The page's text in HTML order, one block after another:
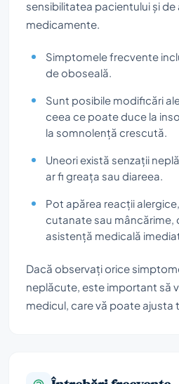
sensibilitatea pacientului și
medicamente.
Simptomele frecvente
de oboseală.
Sunt posibile modificări
ceea ce poate duce la
la somnolență crescută.
Uneori există senzații
ar fi greața sau diareea.
Pot apărea reacții
cutanate sau mâncărime,
asistență medicală
Dacă observați orice
neplăcute, este important să
medicul, care vă poate ajusta